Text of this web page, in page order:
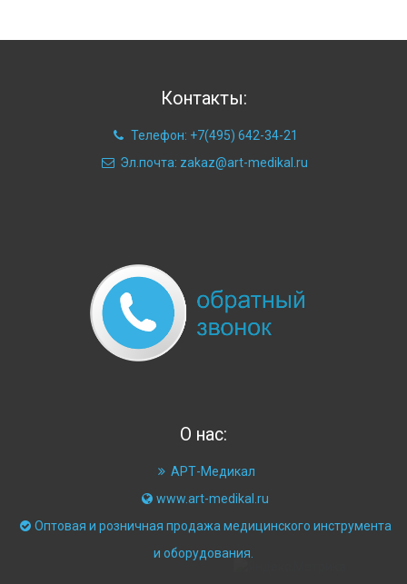
Контакты:
Телефон: +7(495) 642-34-21
Эл.почта: zakaz@art-medikal.ru
О нас:
АРТ-Медикал
www.art-medikal.ru
Оптовая и розничная продажа медицинского инструмента
и оборудования.